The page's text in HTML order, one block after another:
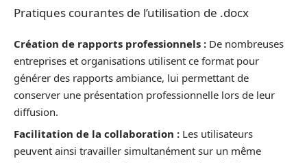
Pratiques courantes de l’utilisation de .docx
Création de rapports professionnels : De nombreuses
entreprises et organisations utilisent ce format pour
générer des rapports ambiance, lui permettant de
conserver une présentation professionnelle lors de leur
diffusion.
Facilitation de la collaboration : Les utilisateurs
peuvent ainsi travailler simultanément sur un même